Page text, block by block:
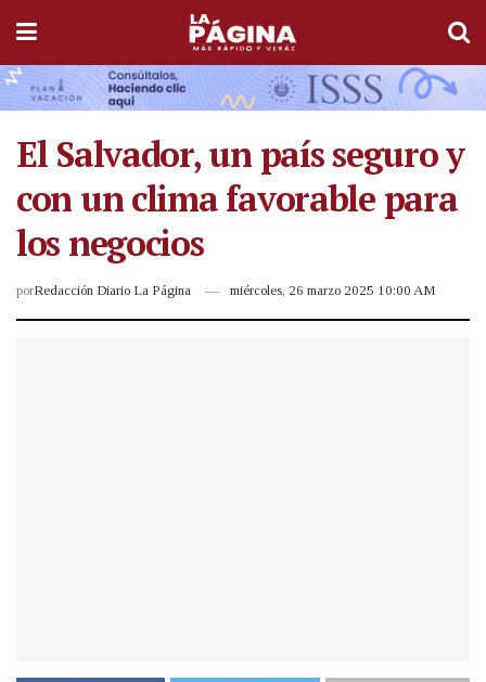
El Salvador, un país seguro y
con un clima favorable para
los negocios
porRedacción Diario La Página miércoles, 26 marzo 2025 10:00 AM